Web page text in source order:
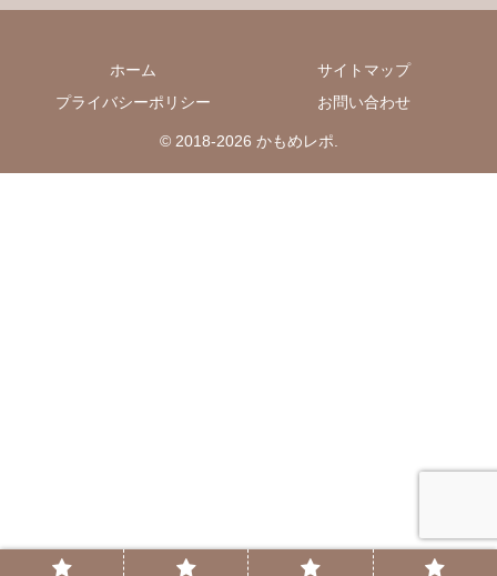
ホーム
サイトマップ
プライバシーポリシー
お問い合わせ
© 2018-2026 かもめレポ.